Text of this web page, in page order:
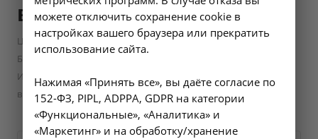
в Ангарске
Цены в Ангарске — Лабораторные исследования —
Биохимические исследования
Исследование уровня общего билирубина в крови - A09.05.021
в Ангарске
можете отключить сохранение cookie в
настройках вашего браузера или прекратить
использование сайта.
Нажимая «Принять все», вы даёте согласие по
152-ФЗ, PIPL, ADPPA, GDPR на категории
«Функциональные», «Аналитика» и
«Маркетинг» и на обработку/хранение